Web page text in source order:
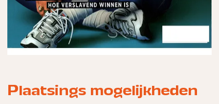
Plaatsings mogelijkheden